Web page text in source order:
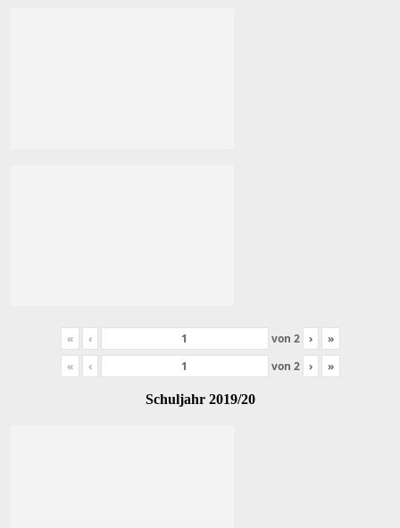
« ‹ von 2 ›
»
«
‹ von 2 › »
Schuljahr 2019/20